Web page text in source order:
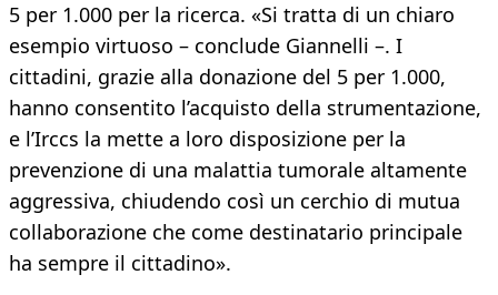
5 per 1.000 per la ricerca. «Si tratta di un chiaro
esempio virtuoso – conclude Giannelli –. I
cittadini, grazie alla donazione del 5 per 1.000,
hanno consentito l’acquisto della strumentazione,
e l’Irccs la mette a loro disposizione per la
prevenzione di una malattia tumorale altamente
aggressiva, chiudendo così un cerchio di mutua
collaborazione che come destinatario principale
ha sempre il cittadino».